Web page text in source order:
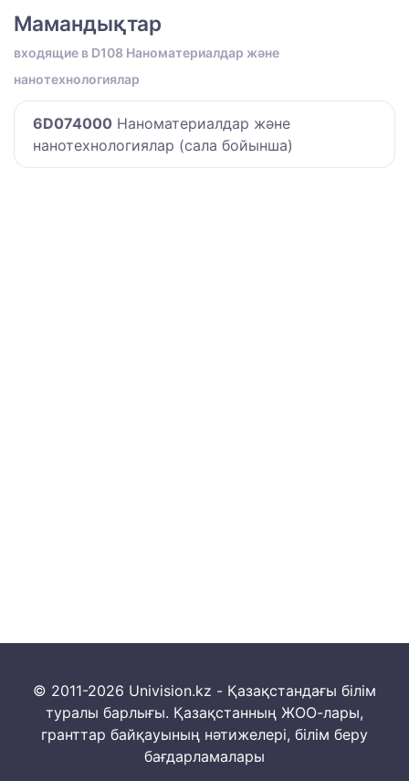
Мамандықтар
входящие в D108 Наноматериалдар және
нанотехнологиялар
6D074000 Наноматериалдар және
нанотехнологиялар (сала бойынша)
© 2011-2026 Univision.kz - Қазақстандағы білім
туралы барлығы. Қазақстанның ЖОО-лары,
гранттар байқауының нәтижелері, білім беру
бағдарламалары